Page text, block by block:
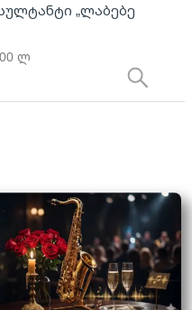
„ლაბებე
ლ